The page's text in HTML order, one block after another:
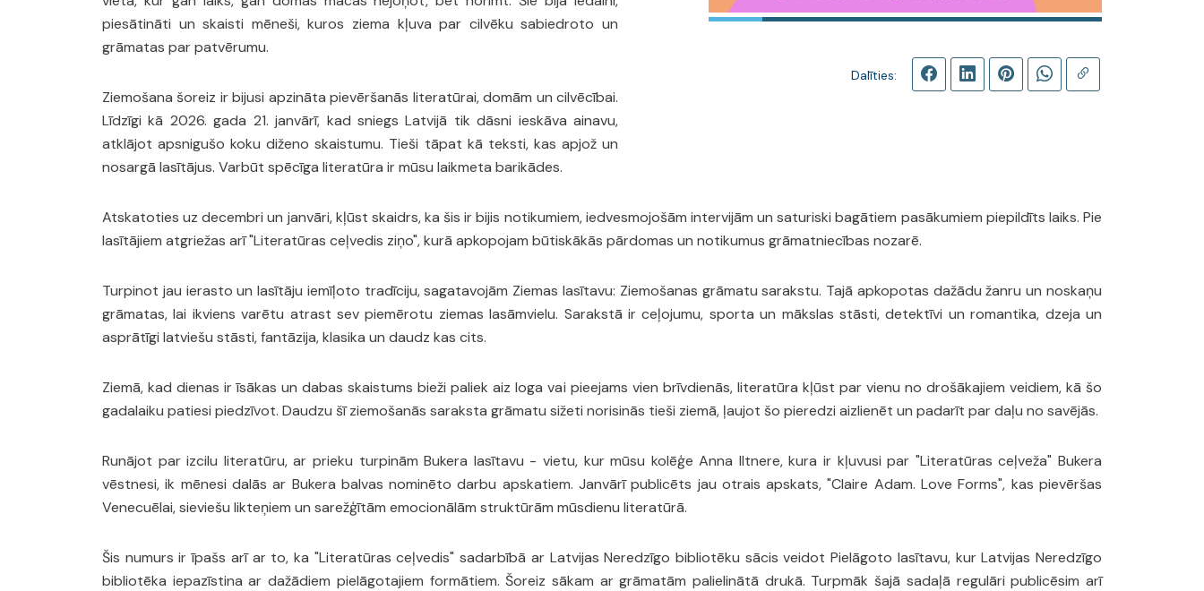
Dalīties:
piesātināti un skaisti mēneši, kuros ziema kļuva par cilvēku sabiedroto un
grāmatas par patvērumu.
Ziemošana šoreiz ir bijusi apzināta pievēršanās literatūrai, domām un cilvēcībai.
Līdzīgi kā 2026. gada 21. janvārī, kad sniegs Latvijā tik dāsni ieskāva ainavu,
atklājot apsnigušo koku diženo skaistumu. Tieši tāpat kā teksti, kas apjož un
nosargā lasītājus. Varbūt spēcīga literatūra ir mūsu laikmeta barikādes.
Atskatoties uz decembri un janvāri, kļūst skaidrs, ka šis ir bijis notikumiem, iedvesmojošām intervijām un saturiski bagātiem pasākumiem piepildīts laiks. Pie
lasītājiem atgriežas arī "Literatūras ceļvedis ziņo", kurā apkopojam būtiskākās pārdomas un notikumus grāmatniecības nozarē.
Turpinot jau ierasto un lasītāju iemīļoto tradīciju, sagatavojām Ziemas lasītavu: Ziemošanas grāmatu sarakstu. Tajā apkopotas dažādu žanru un noskaņu
grāmatas, lai ikviens varētu atrast sev piemērotu ziemas lasāmvielu. Sarakstā ir ceļojumu, sporta un mākslas stāsti, detektīvi un romantika, dzeja un
asprātīgi latviešu stāsti, fantāzija, klasika un daudz kas cits.
Ziemā, kad dienas ir īsākas un dabas skaistums bieži paliek aiz loga vai pieejams vien brīvdienās, literatūra kļūst par vienu no drošākajiem veidiem, kā šo
gadalaiku patiesi piedzīvot. Daudzu šī ziemošanās saraksta grāmatu sižeti norisinās tieši ziemā, ļaujot šo pieredzi aizlienēt un padarīt par daļu no savējās.
Runājot par izcilu literatūru, ar prieku turpinām Bukera lasītavu - vietu, kur mūsu kolēģe Anna Iltnere, kura ir kļuvusi par "Literatūras ceļveža" Bukera
vēstnesi, ik mēnesi dalās ar Bukera balvas nominēto darbu apskatiem. Janvārī publicēts jau otrais apskats, "Claire Adam. Love Forms", kas pievēršas
Venecuēlai, sieviešu likteņiem un sarežģītām emocionālām struktūrām mūsdienu literatūrā.
Šis numurs ir īpašs arī ar to, ka "Literatūras ceļvedis" sadarbībā ar Latvijas Neredzīgo bibliotēku sācis veidot Pielāgoto lasītavu, kur Latvijas Neredzīgo
bibliotēka iepazīstina ar dažādiem pielāgotajiem formātiem. Šoreiz sākam ar grāmatām palielinātā drukā. Turpmāk šajā sadaļā regulāri publicēsim arī